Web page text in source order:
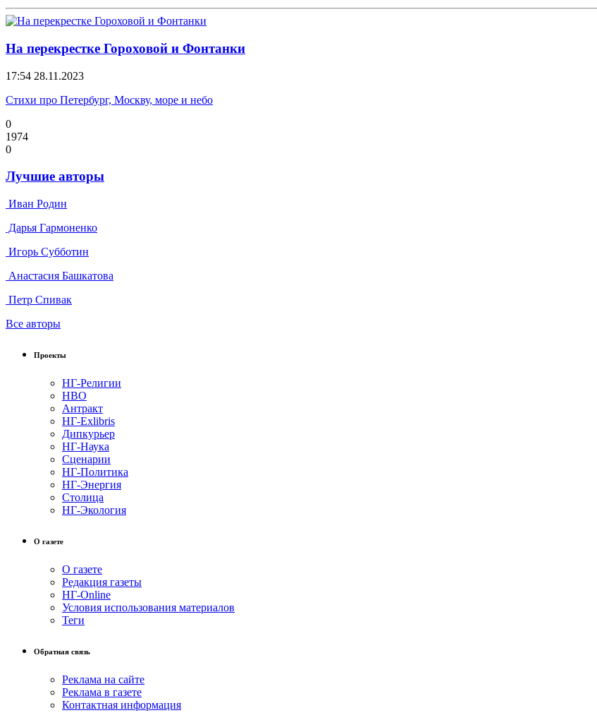
На перекрестке Гороховой и Фонтанки
17:54 28.11.2023
Стихи про Петербург, Москву, море и небо
0
1974
0
Лучшие авторы
Иван Родин
Дарья Гармоненко
Игорь Субботин
Анастасия Башкатова
Петр Спивак
Все авторы
Проекты
НГ-Религии
НВО
Антракт
НГ-Exlibris
Дипкурьер
НГ-Наука
Сценарии
НГ-Политика
НГ-Энергия
Столица
НГ-Экология
О газете
О газете
Редакция газеты
НГ-Online
Условия использования материалов
Теги
Обратная связь
Реклама на сайте
Реклама в газете
Контактная информация